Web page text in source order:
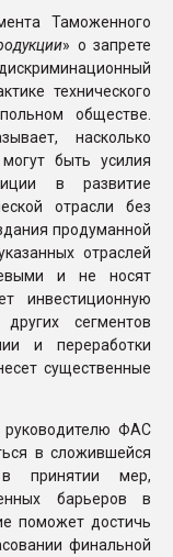
Таможенного
» о запрете
технического
обществе.
насколько
быть усилия
в развитие
отрасли без
продуманной
отраслей
и не носят
инвестиционную
сегментов
и переработки
существенные
ФАС
в сложившейся
принятии мер,
барьеров в
поможет достичь
финальной